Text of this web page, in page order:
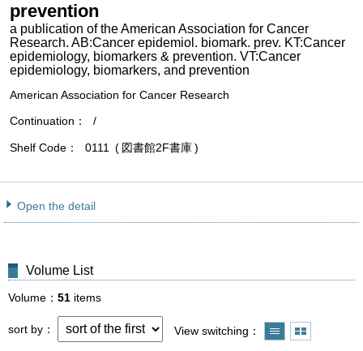
prevention
a publication of the American Association for Cancer
Research. AB:Cancer epidemiol. biomark. prev. KT:Cancer
epidemiology, biomarkers & prevention. VT:Cancer
epidemiology, biomarkers, and prevention
American Association for Cancer Research
Continuation
/
Shelf Code 0111 図書館2F書庫
Open the detail
Volume List
Volume 51 items
sort by View switching